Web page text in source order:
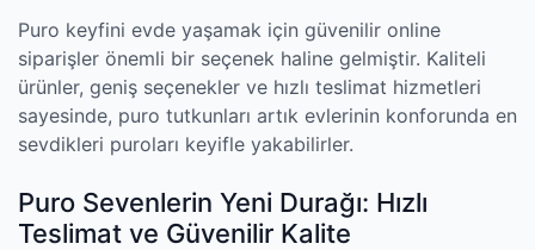
Puro keyfini evde yaşamak için güvenilir online
siparişler önemli bir seçenek haline gelmiştir. Kaliteli
ürünler, geniş seçenekler ve hızlı teslimat hizmetleri
sayesinde, puro tutkunları artık evlerinin konforunda en
sevdikleri puroları keyifle yakabilirler.
Puro Sevenlerin Yeni Durağı: Hızlı
Teslimat ve Güvenilir Kalite